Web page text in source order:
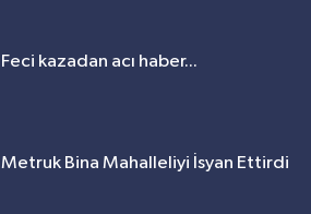
Feci kazadan acı haber...
Metruk Bina Mahalleliyi İsyan Ettirdi